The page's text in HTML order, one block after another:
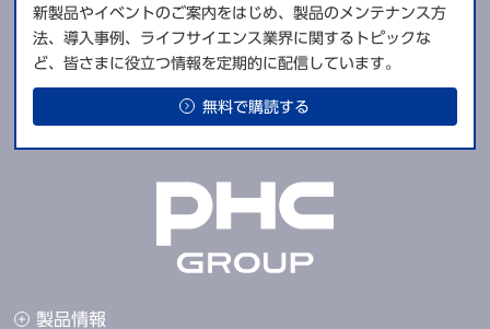
製品情報
新製品やイベントのご案内をはじめ、製品のメンテナンス方
法、導入事例、ライフサイエンス業界に関するトピックな
ど、皆さまに役立つ情報を定期的に配信しています。
無料で購読する